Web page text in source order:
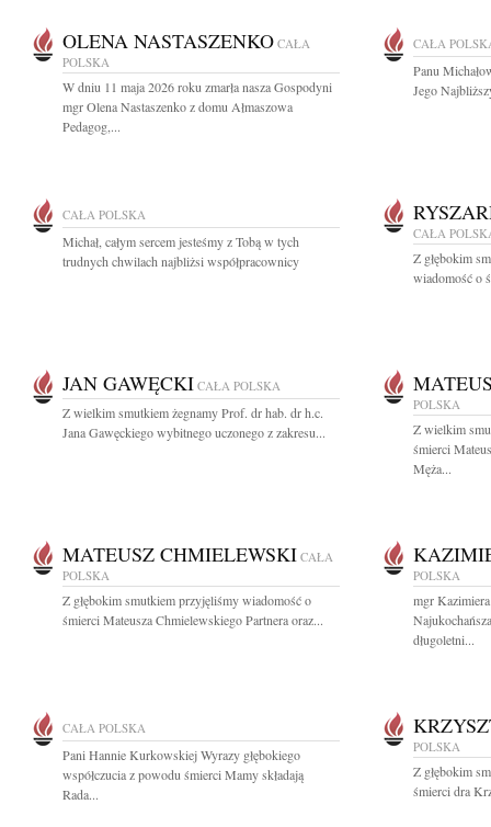
OLENA NASTASZENKO CAŁA
POLSKA
W dniu 11 maja 2026 roku zmarła nasza Gospodyni
mgr Olena Nastaszenko z domu Ałmaszowa
Pedagog,...
CAŁA
Panu
Jego
CAŁA POLSKA
Michał, całym sercem jesteśmy z Tobą w tych
trudnych chwilach najbliżsi współpracownicy
CAŁA
Z głębokim
wiadomość o
JAN GAWĘCKI CAŁA POLSKA
Z wielkim smutkiem żegnamy Prof. dr hab. dr h.c.
Jana Gawęckiego wybitnego uczonego z zakresu...
POLSKA
Z wielkim
śmierci
Męża...
MATEUSZ CHMIELEWSKI CAŁA
POLSKA
Z głębokim smutkiem przyjęliśmy wiadomość o
śmierci Mateusza Chmielewskiego Partnera oraz...
POLSKA
mgr
długoletni...
CAŁA POLSKA
Pani Hannie Kurkowskiej Wyrazy głębokiego
współczucia z powodu śmierci Mamy składają
Rada...
POLSKA
Z głębokim
śmierci dra